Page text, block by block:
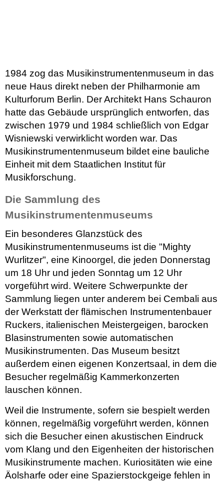
1984 zog das Musikinstrumentenmuseum in das
neue Haus direkt neben der Philharmonie am
Kulturforum Berlin. Der Architekt Hans Schauron
hatte das Gebäude ursprünglich entworfen, das
zwischen 1979 und 1984 schließlich von Edgar
Wisniewski verwirklicht worden war. Das
Musikinstrumentenmuseum bildet eine bauliche
Einheit mit dem Staatlichen Institut für
Musikforschung.
Die Sammlung des
Musikinstrumentenmuseums
Ein besonderes Glanzstück des
Musikinstrumentenmuseums ist die "Mighty
Wurlitzer", eine Kinoorgel, die jeden Donnerstag
um 18 Uhr und jeden Sonntag um 12 Uhr
vorgeführt wird. Weitere Schwerpunkte der
Sammlung liegen unter anderem bei Cembali aus
der Werkstatt der flämischen Instrumentenbauer
Ruckers, italienischen Meistergeigen, barocken
Blasinstrumenten sowie automatischen
Musikinstrumenten. Das Museum besitzt
außerdem einen eigenen Konzertsaal, in dem die
Besucher regelmäßig Kammerkonzerten
lauschen können.
Weil die Instrumente, sofern sie bespielt werden
können, regelmäßig vorgeführt werden, können
sich die Besucher einen akustischen Eindruck
vom Klang und den Eigenheiten der historischen
Musikinstrumente machen. Kuriositäten wie eine
Äolsharfe oder eine Spazierstockgeige fehlen in